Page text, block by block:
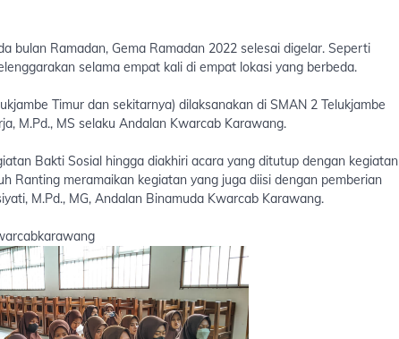
bulan Ramadan, Gema Ramadan 2022 selesai digelar. Seperti
selama empat kali di empat lokasi yang berbeda.
Timur dan sekitarnya) dilaksanakan di SMAN 2 Telukjambe
M.Pd., MS selaku Andalan Kwarcab Karawang.
Bakti Sosial hingga diakhiri acara yang ditutup dengan kegiatan
Ranting meramaikan kegiatan yang juga diisi dengan pemberian
M.Pd., MG, Andalan Binamuda Kwarcab Karawang.